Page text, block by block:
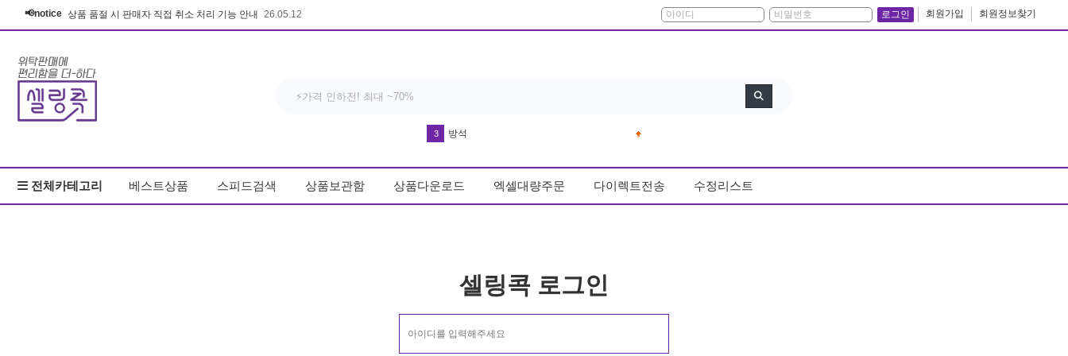
📢notice 상품 품절 시 판매자 직접 취소 처리 기능 안내 26.05.12 로그인 회원가입 회원정보찾기
3 방석
5 드라이기
유산균
10 키링
전체카테고리 베스트상품 스피드검색 상품보관함 상품다운로드 엑셀대량주문 다이렉트전송 수정리스트
셀링콕 로그인